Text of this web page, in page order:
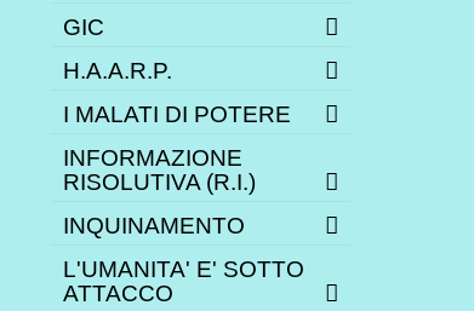
GIC
H.A.A.R.P.
I MALATI DI POTERE
INFORMAZIONE
RISOLUTIVA (R.I.)
INQUINAMENTO
L'UMANITA' E' SOTTO
ATTACCO